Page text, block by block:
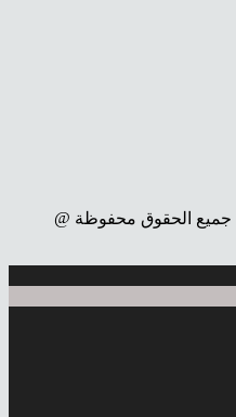
جميع الحقوق محفوظة @